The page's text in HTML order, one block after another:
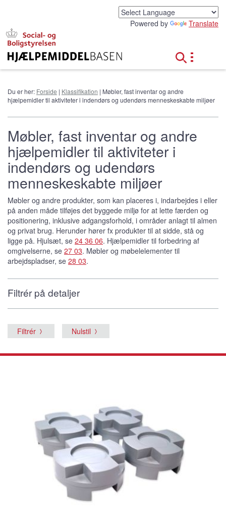
Powered by Translate
Du er her: Forside | Klassifikation | Møbler, fast inventar og andre
hjælpemidler til aktiviteter i indendørs og udendørs menneskeskabte miljøer
Møbler, fast inventar og andre
hjælpemidler til aktiviteter i
indendørs og udendørs
menneskeskabte miljøer
Møbler og andre produkter, som kan placeres i, indarbejdes i eller
på anden måde tilføjes det byggede miljø for at lette færden og
positionering, inklusive adgangsforhold, i områder anlagt til almen
og privat brug. Herunder hører fx produkter til at sidde, stå og
ligge på. Hjulsæt, se 24 36 06. Hjælpemidler til forbedring af
omgivelserne, se 27 03. Møbler og møbelelementer til
arbejdspladser, se 28 03.
Filtrér på detaljer
Filtrér Nulstil